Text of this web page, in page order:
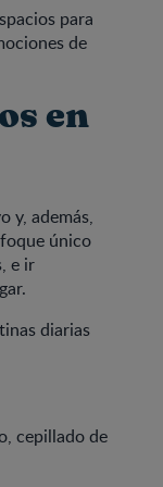
para
de
en
y, además,
único
e ir
diarias
cepillado de